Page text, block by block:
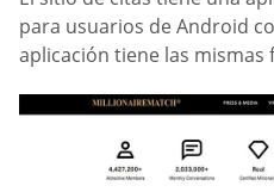
para usuarios de Android
aplicación tiene las mismas